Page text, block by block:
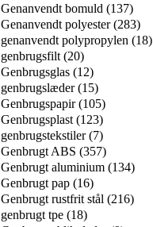
Genanvendt bomuld (137)
Genanvendt polyester (283)
genanvendt polypropylen (18)
genbrugsfilt (20)
Genbrugsglas (12)
genbrugslæder (15)
Genbrugspapir (105)
Genbrugsplast (123)
genbrugstekstiler (7)
Genbrugt ABS (357)
Genbrugt aluminium (134)
Genbrugt pap (16)
Genbrugt rustfrit stål (216)
genbrugt tpe (18)